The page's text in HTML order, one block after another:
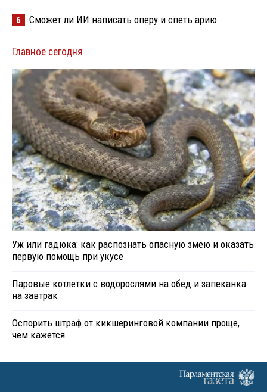
6 Сможет ли ИИ написать оперу и спеть арию
Главное сегодня
Уж или гадюка: как распознать опасную змею и оказать
первую помощь при укусе
Паровые котлетки с водорослями на обед и запеканка
на завтрак
Оспорить штраф от кикшеринговой компании проще,
чем кажется